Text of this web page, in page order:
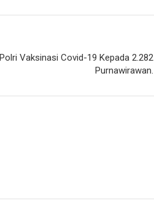
Polri Vaksinasi Covid-19 Kepada 2.282
Purnawirawan.